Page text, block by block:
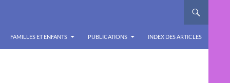
FAMILLES ET ENFANTS PUBLICATIONS INDEX DES ARTICLES